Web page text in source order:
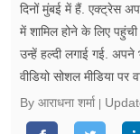
गैलरी
वीडियो
रिलेशनशिप
दिनों मुंबई में हैं. एक्ट्रेस
में शामिल होने के लिए
उन्हें हल्दी लगाई गई.
वीडियो सोशल मीडिया पर
By आराधना शर्मा